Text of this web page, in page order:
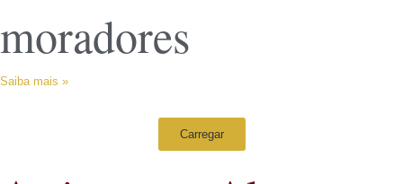
moradores
Saiba mais »
Carregar